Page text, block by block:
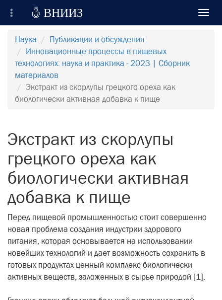
Всероссийский Научно-Исследовательский
Институт Зерна и продуктов его переработки
Регистрация
Вход на сайт
 ВНИИЗ
Наука
Публикации и обсуждения
Инновационные процессы в пищевых
технологиях: наука и практика - 2023 | Сборник
материалов
Экстракт из скорлупы грецкого ореха как
биологически активная добавка к пище
Экстракт из скорлупы
грецкого ореха как
биологически активная
добавка к пище
Перед пищевой промышленностью стоит совершенно
новая проблема создания индустрии здорового
питания, которая основывается на использовании
новейших технологий и дает возможность сохранить в
готовых продуктах ценный комплекс биологически
активных веществ, заложенных в сырье природой [1].